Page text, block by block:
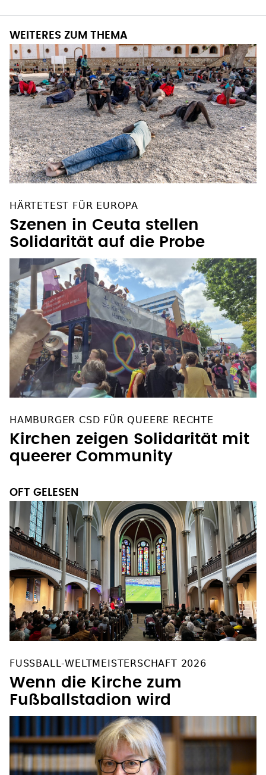
WEITERES ZUM THEMA
HÄRTETEST FÜR EUROPA
Szenen in Ceuta stellen
HAMBURGER CSD FÜR QUEERE RECHTE
Kirchen zeigen Solidarität mit
queerer Community
OFT GELESEN
FUSSBALL-WELTMEISTERSCHAFT 2026
Wenn die Kirche zum